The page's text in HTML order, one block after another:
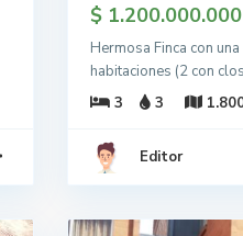
$ 1.200.000.000
Hermosa Finca con
habitaciones (2 con
3
3
Editor